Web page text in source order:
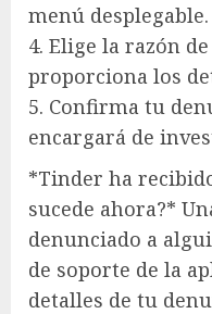
menú desplegable.
4. Elige la razón
proporciona los
5. Confirma tu
encargará de
*Tinder ha
sucede ahora?*
denunciado a
de soporte de la
detalles de tu